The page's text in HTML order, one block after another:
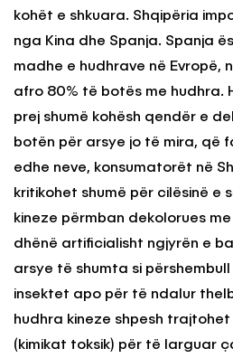
kohët e shkuara. Shqipëria
nga Kina dhe Spanja. Spanja
madhe e hudhrave në Evropë,
afro 80% të botës me hudhra.
prej shumë kohësh qendër e
botën për arsye jo të mira, që
edhe neve, konsumatorët në
kritikohet shumë për cilësinë e
kineze përmban dekolorues
dhënë artificialisht ngjyrën e
arsye të shumta si
insektet apo për të ndalur
hudhra kineze shpesh
(kimikat toksik) për të larguar